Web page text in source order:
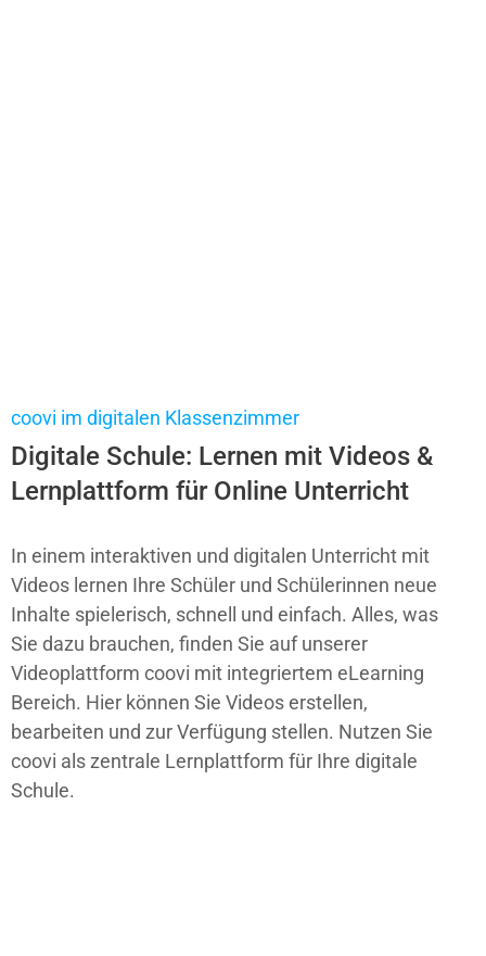
coovi im digitalen Klassenzimmer
Digitale Schule: Lernen mit Videos &
Lernplattform für Online Unterricht
In einem interaktiven und digitalen Unterricht mit
Videos lernen Ihre Schüler und Schülerinnen neue
Inhalte spielerisch, schnell und einfach. Alles, was
Sie dazu brauchen, finden Sie auf unserer
Videoplattform coovi mit integriertem eLearning
Bereich. Hier können Sie Videos erstellen,
bearbeiten und zur Verfügung stellen. Nutzen Sie
coovi als zentrale Lernplattform für Ihre digitale
Schule.